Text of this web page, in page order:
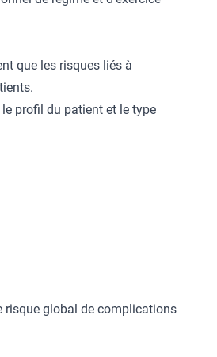
que les risques liés à
profil du patient et le type
risque global de complications